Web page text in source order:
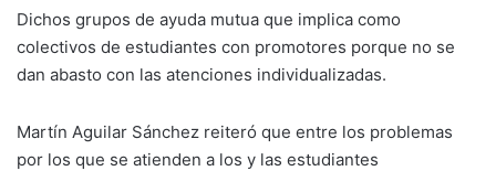
Dichos grupos de ayuda mutua que implica como
colectivos de estudiantes con promotores porque no se
dan abasto con las atenciones individualizadas.
Martín Aguilar Sánchez reiteró que entre los problemas
por los que se atienden a los y las estudiantes